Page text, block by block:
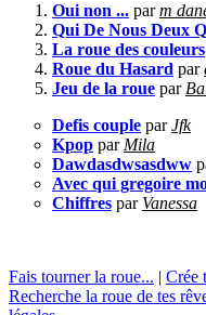
Oui non ... parm
Qui De Nous Deux
La roue des couleurs
Roue du Hasard par
Jeu de la roue par
Defis couple parJfk
Kpop par Mila
Dawdasdwsasdww
Avec qui gregoire
Chiffres par Vanessa
Fais tourner la roue... | Crée
Recherche la roue de tes